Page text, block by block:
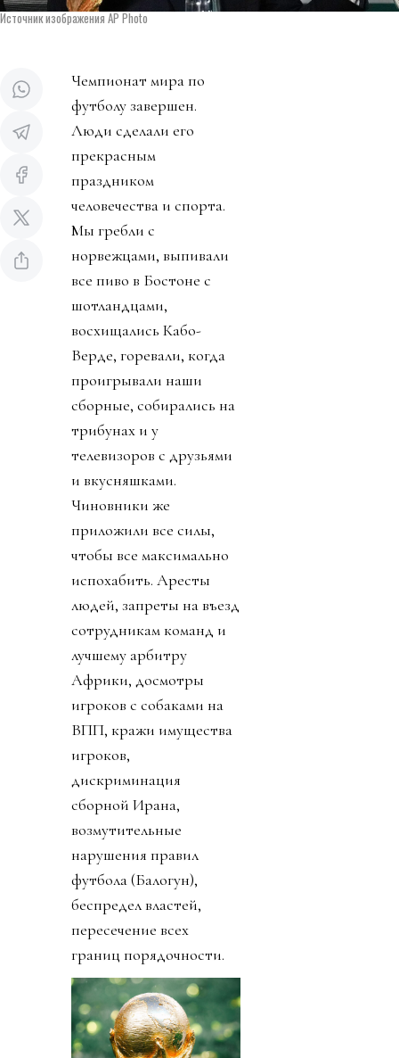
Источник изображения AP Photo
Чемпионат мира по
футболу завершен.
Люди сделали его
прекрасным
праздником
человечества и спорта.
Мы гребли с
норвежцами, выпивали
все пиво в Бостоне с
шотландцами,
восхищались Кабо-
Верде, горевали, когда
проигрывали наши
сборные, собирались на
трибунах и у
телевизоров с друзьями
и вкусняшками.
Чиновники же
приложили все силы,
чтобы все максимально
испохабить. Аресты
людей, запреты на въезд
сотрудникам команд и
лучшему арбитру
Африки, досмотры
игроков с собаками на
ВПП, кражи имущества
игроков,
дискриминация
сборной Ирана,
возмутительные
нарушения правил
футбола (Балогун),
беспредел властей,
пересечение всех
границ порядочности.